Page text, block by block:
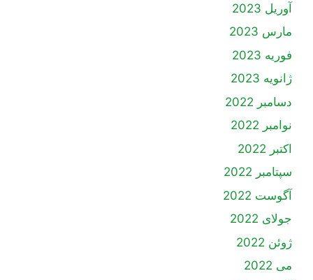
آوریل 2023
مارس 2023
فوریه 2023
ژانویه 2023
دسامبر 2022
نوامبر 2022
اکتبر 2022
سپتامبر 2022
آگوست 2022
جولای 2022
ژوئن 2022
می 2022